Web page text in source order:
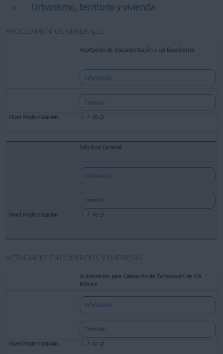
Urbanismo, territorio y vivienda
PROCEDIMIENTOS GENERALES
Aportación de Documentación a un Expediente
Información
Tramitar
Solicitud General
Información
Tramitar
ACTIVIDADES EN COMERCIOS Y EMPRESAS
Autorización para Colocación de Terrazas en las Vía
Pública
Información
Tramitar